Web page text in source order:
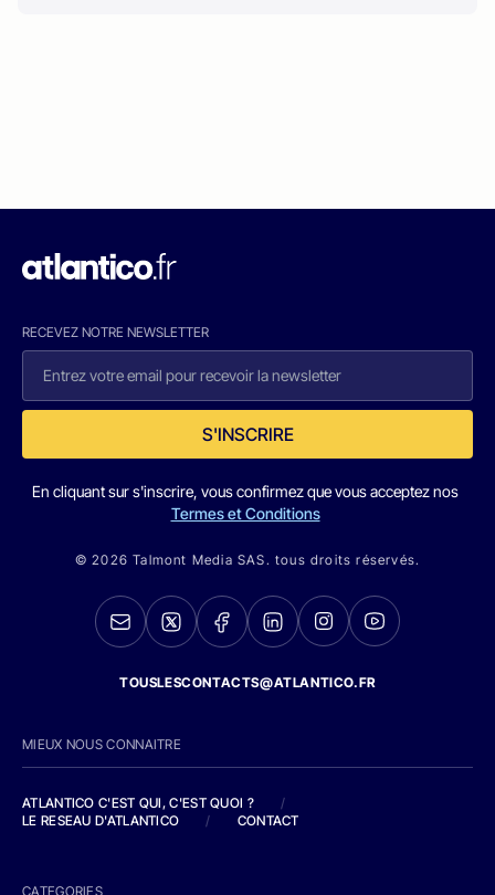
RECEVEZ NOTRE NEWSLETTER
S'INSCRIRE
En cliquant sur s'inscrire, vous confirmez que vous acceptez nos
Termes et Conditions
© 2026 Talmont Media SAS. tous droits réservés.
TOUSLESCONTACTS@ATLANTICO.FR
MIEUX NOUS CONNAITRE
ATLANTICO C'EST QUI, C'EST QUOI ?
/
LE RESEAU D'ATLANTICO
/ CONTACT
CATEGORIES